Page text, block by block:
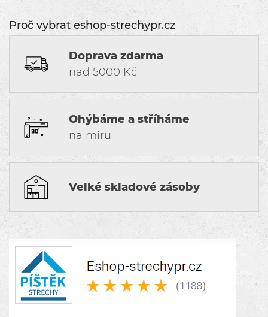
Proč vybrat eshop-strechypr.cz
Doprava zdarma
nad 5000 Kč
Ohýbáme a stříháme
na míru
Velké skladové zásoby